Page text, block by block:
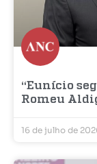
“Eunício
Romeu
16 de julho de